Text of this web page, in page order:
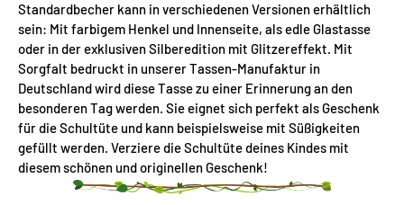
Standardbecher kann in verschiedenen Versionen erhältlich
sein: Mit farbigem Henkel und Innenseite, als edle Glastasse
oder in der exklusiven Silberedition mit Glitzereffekt. Mit
Sorgfalt bedruckt in unserer Tassen-Manufaktur in
Deutschland wird diese Tasse zu einer Erinnerung an den
besonderen Tag werden. Sie eignet sich perfekt als Geschenk
für die Schultüte und kann beispielsweise mit Süßigkeiten
gefüllt werden. Verziere die Schultüte deines Kindes mit
diesem schönen und originellen Geschenk!